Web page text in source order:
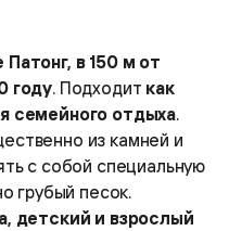
Патонг, в 150 м от
году. Подходит как
семейного отдыха.
из камней и
с собой специальную
грубый песок.
детский и взрослый